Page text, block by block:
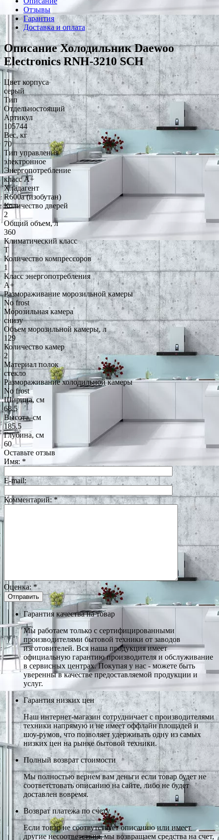
Отзывы
Гарантия
Доставка и оплата
Описание Холодильник Daewoo
Electronics RNH-3210 SCH
Цвет корпуса
серый
Тип
Отдельностоящий
Артикул
105744
Вес, кг
70
Тип управления
электронное
Энергопотребление
класс A+
Хладагент
R600a (изобутан)
Количество дверей
2
Общий объем, л
360
Климатический класс
T
Количество компрессоров
1
Класс энергопотребления
A+
Размораживание морозильной камеры
No frost
Морозильная камера
снизу
Объем морозильной камеры, л
129
Количество камер
2
Материал полок
стекло
Размораживание холодильной камеры
No frost
Ширина, см
68.5
Высота, см
185.5
Глубина, см
60
Оставьте отзыв
Имя: *
E-mail:
Комментарий:*
Оценка: *
Гарантия качества на товар
Мы работаем только с сертифицированными
производителями бытовой техники от заводов
изготовителей. Вся наша продукция имеет
официальную гарантию производителя и обслуживание
в сервисных центрах. Покупая у нас - можете быть
уверенны в качестве предоставляемой продукции и
услуг.
Гарантия низких цен
Наш интернет-магазин сотрудничает с производителями
техники напрямую и не имеет оффлайн площадей и
шоу-румов, что позволяет удерживать одну из самых
низких цен на рынке бытовой техники.
Полный возврат стоимости
Мы полностью вернем вам деньги если товар будет не
соответстовать описанию на сайте, либо не будет
доставлен вовремя.
Возврат платежа по счету
Если товар не соотвутствует описанию или имеет
другие несоответствия, мы возвращаем средства на счет,